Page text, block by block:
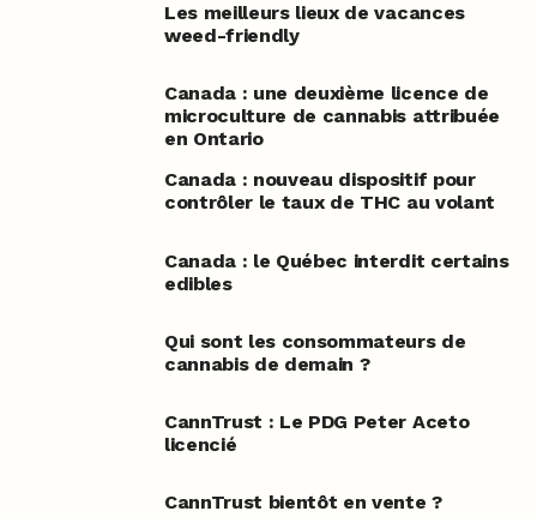
Les meilleurs lieux de vacances
weed-friendly
Canada : une deuxième licence de
microculture de cannabis attribuée
en Ontario
Canada : nouveau dispositif pour
contrôler le taux de THC au volant
Canada : le Québec interdit certains
edibles
Qui sont les consommateurs de
cannabis de demain ?
CannTrust : Le PDG Peter Aceto
licencié
CannTrust bientôt en vente ?